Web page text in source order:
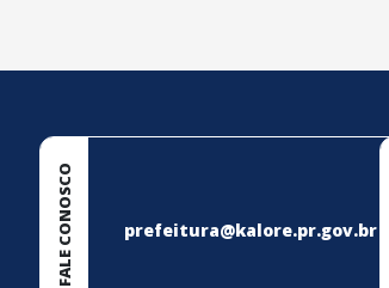
FALE CONOSCO prefeitura@kalore.pr.gov.br